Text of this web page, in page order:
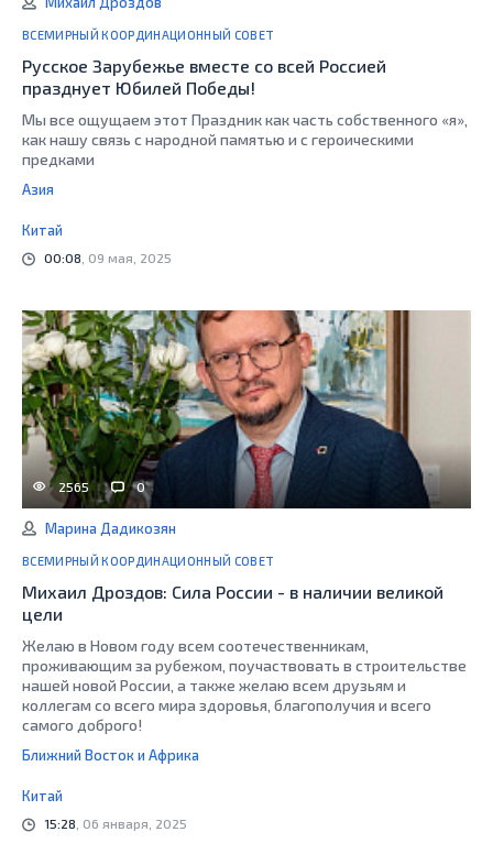
ВСЕМИРНЫЙ КООРДИНАЦИОННЫЙ СОВЕТ
Русское Зарубежье вместе со всей Россией
празднует Юбилей Победы!
Мы все ощущаем этот Праздник как часть собственного «я»,
как нашу связь с народной памятью и с героическими
предками
Азия
Китай
00:08 , 09 мая, 2025
2565 0
Марина Дадикозян
ВСЕМИРНЫЙ КООРДИНАЦИОННЫЙ СОВЕТ
Михаил Дроздов: Сила России - в наличии великой
цели
Желаю в Новом году всем соотечественникам,
проживающим за рубежом, поучаствовать в строительстве
нашей новой России, а также желаю всем друзьям и
коллегам со всего мира здоровья, благополучия и всего
самого доброго!
Ближний Восток и Африка
Китай
15:28 , 06 января, 2025